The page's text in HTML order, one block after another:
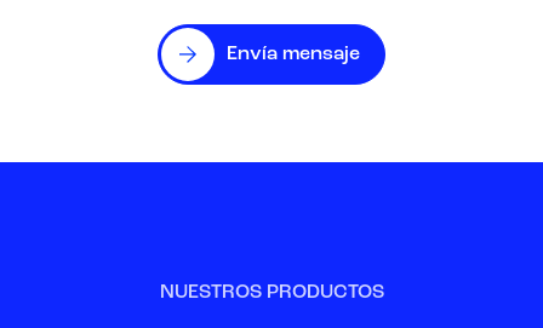
Envía mensaje
NUESTROS PRODUCTOS